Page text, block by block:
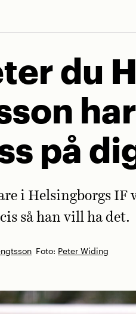
du
på
Foto: Peter Widing
i Helsingborgs IF
så han vill ha det.